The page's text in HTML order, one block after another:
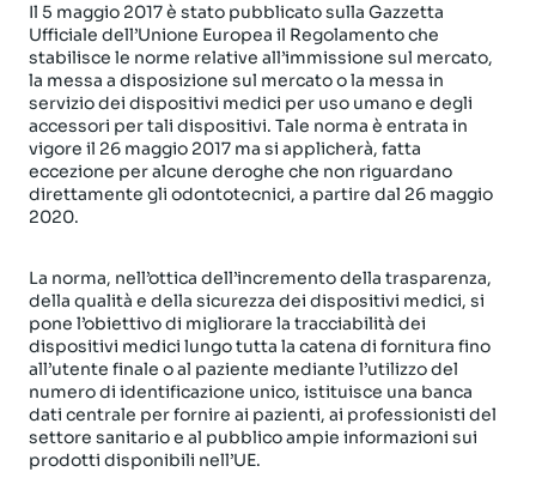
Il 5 maggio 2017 è stato pubblicato sulla Gazzetta
Ufficiale dell’Unione Europea il Regolamento che
stabilisce le norme relative all’immissione sul mercato,
la messa a disposizione sul mercato o la messa in
servizio dei dispositivi medici per uso umano e degli
accessori per tali dispositivi. Tale norma è entrata in
vigore il 26 maggio 2017 ma si applicherà, fatta
eccezione per alcune deroghe che non riguardano
direttamente gli odontotecnici, a partire dal 26 maggio
2020.
La norma, nell’ottica dell’incremento della trasparenza,
della qualità e della sicurezza dei dispositivi medici, si
pone l’obiettivo di migliorare la tracciabilità dei
dispositivi medici lungo tutta la catena di fornitura fino
all’utente finale o al paziente mediante l’utilizzo del
numero di identificazione unico, istituisce una banca
dati centrale per fornire ai pazienti, ai professionisti del
settore sanitario e al pubblico ampie informazioni sui
prodotti disponibili nell’UE.